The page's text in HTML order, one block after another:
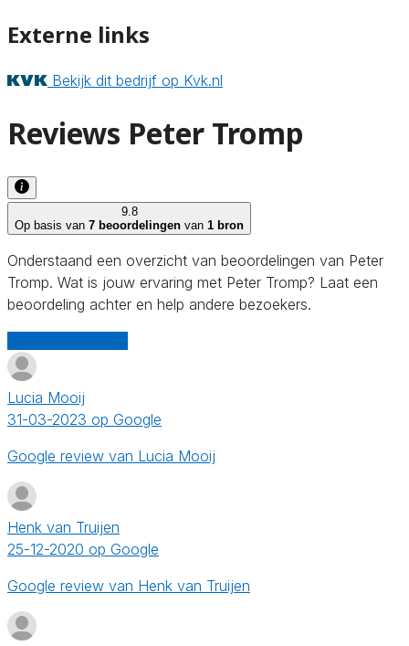
Externe links
Bekijk dit bedrijf op Kvk.nl
Reviews Peter Tromp
9.8
Op basis van 7 beoordelingen van 1 bron
Onderstaand een overzicht van beoordelingen van Peter
Tromp. Wat is jouw ervaring met Peter Tromp? Laat een
beoordeling achter en help andere bezoekers.
Lucia Mooij
31-03-2023 op Google
Google review van Lucia Mooij
Henk van Truijen
25-12-2020 op Google
Google review van Henk van Truijen